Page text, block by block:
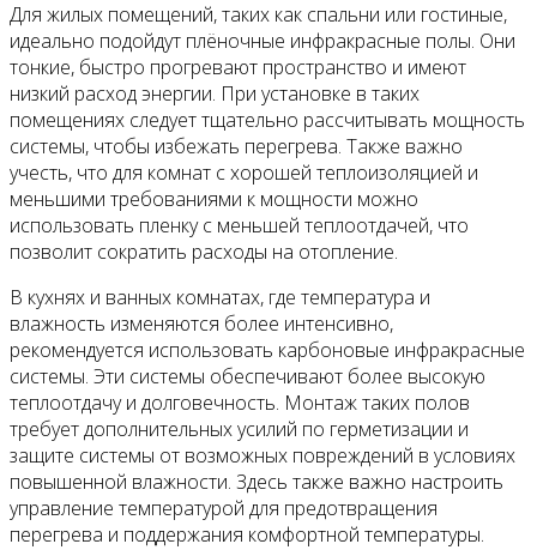
Для жилых помещений, таких как спальни или гостиные,
идеально подойдут плёночные инфракрасные полы. Они
тонкие, быстро прогревают пространство и имеют
низкий расход энергии. При установке в таких
помещениях следует тщательно рассчитывать мощность
системы, чтобы избежать перегрева. Также важно
учесть, что для комнат с хорошей теплоизоляцией и
меньшими требованиями к мощности можно
использовать пленку с меньшей теплоотдачей, что
позволит сократить расходы на отопление.
В кухнях и ванных комнатах, где температура и
влажность изменяются более интенсивно,
рекомендуется использовать карбоновые инфракрасные
системы. Эти системы обеспечивают более высокую
теплоотдачу и долговечность. Монтаж таких полов
требует дополнительных усилий по герметизации и
защите системы от возможных повреждений в условиях
повышенной влажности. Здесь также важно настроить
управление температурой для предотвращения
перегрева и поддержания комфортной температуры.